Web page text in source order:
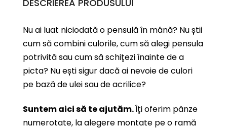
DESCRIEREA PRODUSULUI
Nu ai luat niciodată o pensulă în mână? Nu știi
cum să combini culorile, cum să alegi pensula
potrivită sau cum să schițezi înainte de a
picta? Nu ești sigur dacă ai nevoie de culori
pe bază de ulei sau de acrilice?
Suntem aici să te ajutăm.Îți oferim pânze
numerotate, la alegere montate pe o ramă